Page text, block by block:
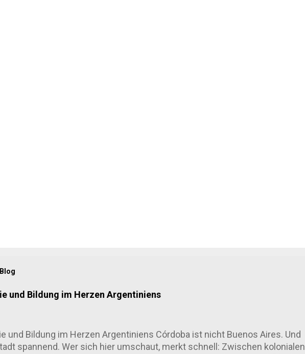
und Bildung im Herzen Argentiniens
und Bildung im Herzen Argentiniens Córdoba ist nicht Buenos Aires. Und
spannend. Wer sich hier umschaut, merkt schnell: Zwischen kolonialen